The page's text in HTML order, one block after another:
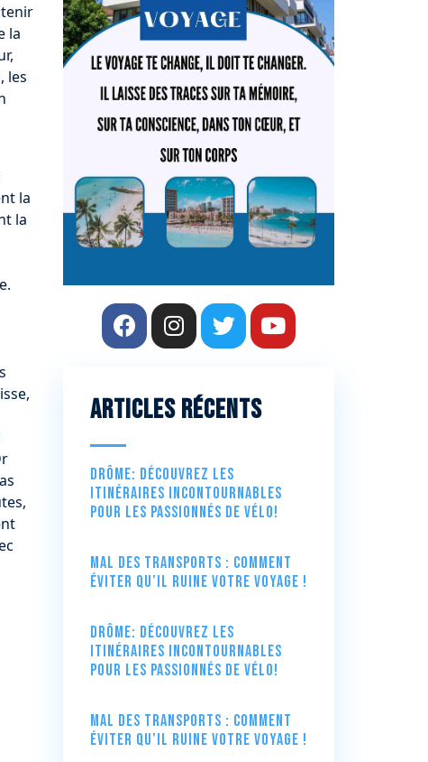
la
les
la
la
Articles récents
Drôme: Découvrez les
itinéraires incontournables
pour les passionnés de vélo!
Mal des transports : comment
éviter qu’il ruine votre voyage !
Drôme: Découvrez les
itinéraires incontournables
pour les passionnés de vélo!
Mal des transports : comment
éviter qu’il ruine votre voyage !